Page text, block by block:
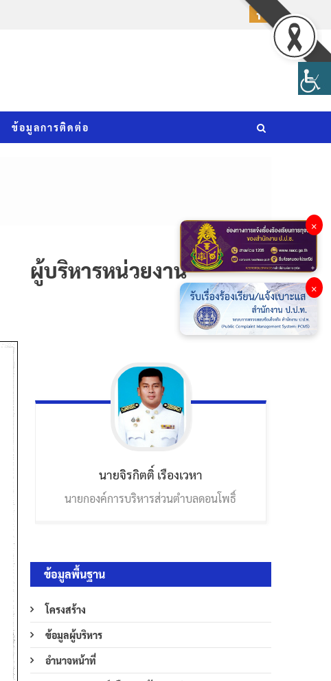
ข้อมูลการติดต่อ
ผู้บริหารหน่วยงาน
นายจิรกิตติ์ เรืองเวหา
นายกองค์การบริหารส่วนตำบลดอนโพธิ์
ข้อมูลพื้นฐาน
โครงสร้าง
ข้อมูลผู้บริหาร
อำนาจหน้าที่
×
×